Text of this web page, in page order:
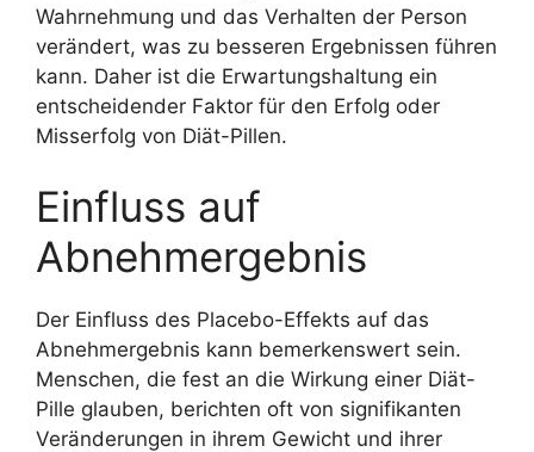
Wahrnehmung und das Verhalten der Person
verändert, was zu besseren Ergebnissen führen
kann. Daher ist die Erwartungshaltung ein
entscheidender Faktor für den Erfolg oder
Misserfolg von Diät-Pillen.
Einfluss auf
Abnehmergebnis
Der Einfluss des Placebo-Effekts auf das
Abnehmergebnis kann bemerkenswert sein.
Menschen, die fest an die Wirkung einer Diät-
Pille glauben, berichten oft von signifikanten
Veränderungen in ihrem Gewicht und ihrer